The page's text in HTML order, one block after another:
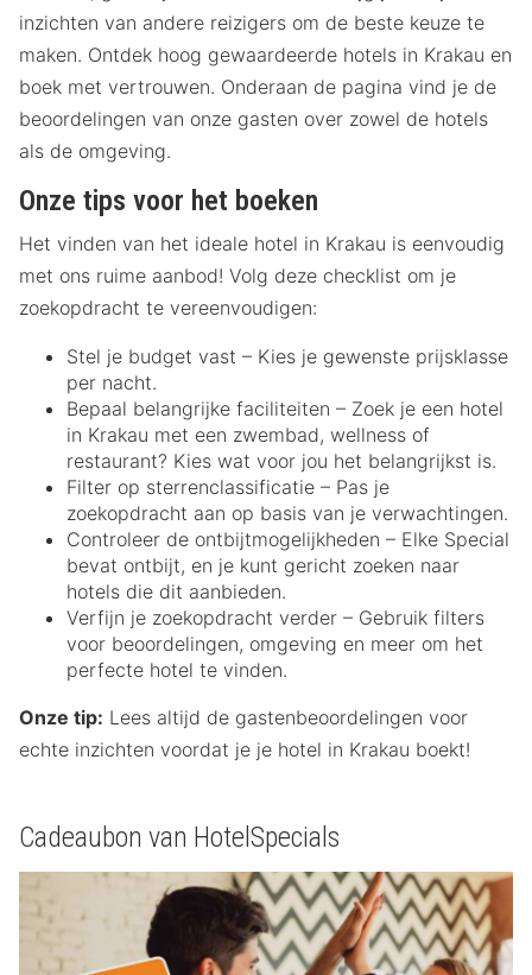
inzichten van andere reizigers om de beste keuze te
maken. Ontdek hoog gewaardeerde hotels in Krakau en
boek met vertrouwen. Onderaan de pagina vind je de
beoordelingen van onze gasten over zowel de hotels
als de omgeving.
Onze tips voor het boeken
Het vinden van het ideale hotel in Krakau is eenvoudig
met ons ruime aanbod! Volg deze checklist om je
zoekopdracht te vereenvoudigen:
Stel je budget vast – Kies je gewenste prijsklasse
per nacht.
Bepaal belangrijke faciliteiten – Zoek je een hotel
in Krakau met een zwembad, wellness of
restaurant? Kies wat voor jou het belangrijkst is.
Filter op sterrenclassificatie – Pas je
zoekopdracht aan op basis van je verwachtingen.
Controleer de ontbijtmogelijkheden – Elke Special
bevat ontbijt, en je kunt gericht zoeken naar
hotels die dit aanbieden.
Verfijn je zoekopdracht verder – Gebruik filters
voor beoordelingen, omgeving en meer om het
perfecte hotel te vinden.
Onze tip: Lees altijd de gastenbeoordelingen voor
echte inzichten voordat je je hotel in Krakau boekt!
Cadeaubon van HotelSpecials